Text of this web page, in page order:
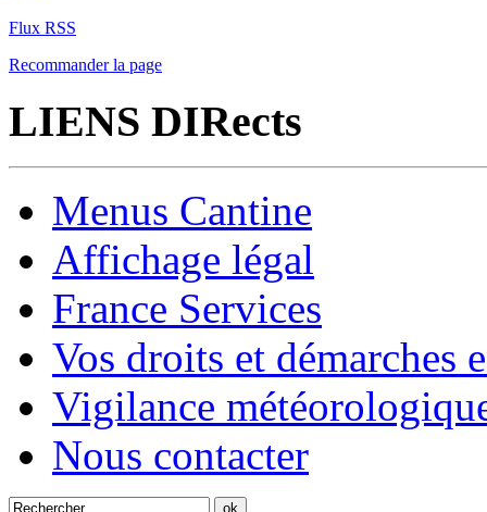
Flux RSS
Recommander la page
LIENS DIRects
Menus Cantine
Affichage légal
France Services
Vos droits et démarches
Vigilance
Nous contacter